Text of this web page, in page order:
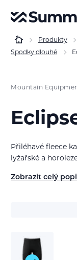
Produkty
Spodky dlouhé
Mountain
Přiléhavé fleece
lyžařské a
Zobrazit celý